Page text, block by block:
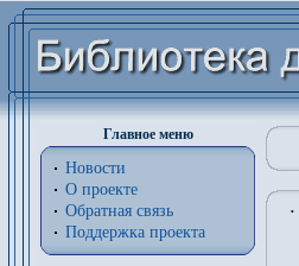
Главное меню
Новости
О проекте
Обратная связь
Поддержка проекта
·